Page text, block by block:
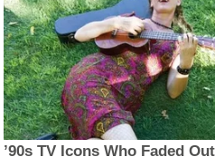
’90s TV Icons Who Faded